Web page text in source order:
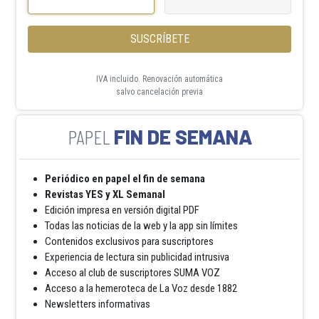
SUSCRÍBETE
IVA incluido. Renovación automática
salvo cancelación previa
FIN DE SEMANA
Periódico en papel el fin de semana
Revistas YES y XL Semanal
Edición impresa en versión digital PDF
Todas las noticias de la web y la app sin límites
Contenidos exclusivos para suscriptores
Experiencia de lectura sin publicidad intrusiva
Acceso al club de suscriptores SUMA VOZ
Acceso a la hemeroteca de La Voz desde 1882
Newsletters informativas